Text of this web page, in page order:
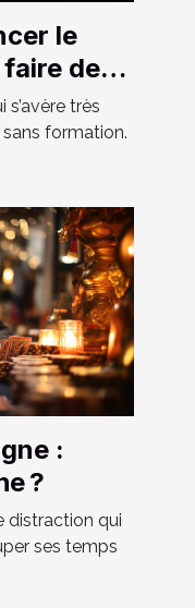
le
de
très
formation.
:
?
distraction qui
ses temps